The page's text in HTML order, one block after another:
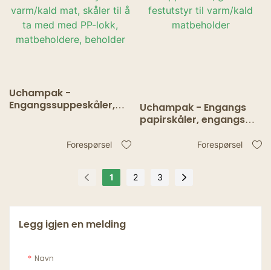
Uchampak -
Engangssuppeskåler,
å ta med med PP-lokk,
matbeholdere, beholder
Forespørsel
Uchampak - Engangs
papirskåler, engangs
festutstyr til varm/kald
Forespørsel
1 2 3
Legg igjen en melding
Navn